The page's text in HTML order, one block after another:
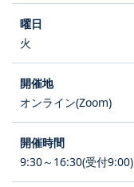
火
オンライン(Zoom)
9:30～16:30(受付9:00)